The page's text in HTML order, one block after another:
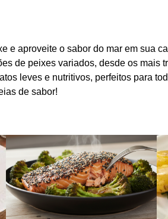
e aproveite o sabor do mar em sua
de peixes variados, desde os mais
leves e nutritivos, perfeitos para
de sabor!